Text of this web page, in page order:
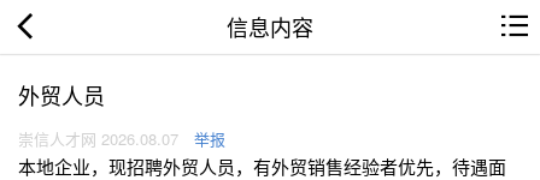
信息内容
外贸人员
崇信人才网 2026.08.07 举报
本地企业，现招聘外贸人员，有外贸销售经验者优先，待遇面